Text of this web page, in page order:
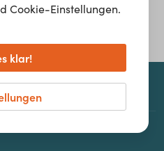
Cookie-Einstellungen.
klar!